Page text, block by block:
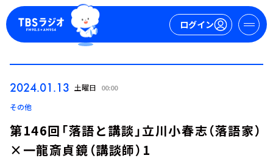
ログイン
2024.01.13 土曜日 00:00
その他
第146回「落語と講談」立川小春志（落語家）
×一龍斎貞鏡（講談師）1